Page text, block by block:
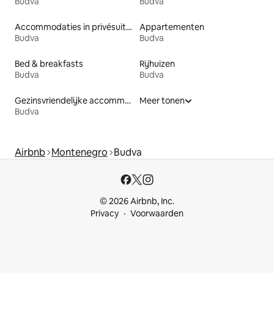
Accommodaties in privésuites
Budva
Appartementen
Budva
Bed & breakfasts
Budva
Rijhuizen
Budva
Gezinsvriendelijke accommodaties
Budva
Meer tonen
Airbnb Montenegro Budva
© 2026 Airbnb, Inc.
Privacy
Voorwaarden